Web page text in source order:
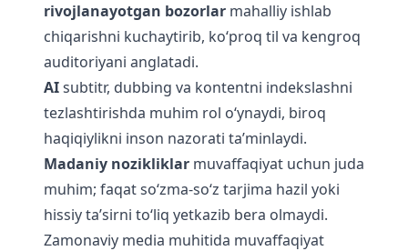
rivojlanayotgan bozorlar mahalliy ishlab
chiqarishni kuchaytirib, ko‘proq til va kengroq
auditoriyani anglatadi.
AIsubtitr, dubbing va kontentni indekslashni
tezlashtirishda muhim rol o‘ynaydi, biroq
haqiqiylikni inson nazorati ta’minlaydi.
Madaniy nozikliklar muvaffaqiyat uchun juda
muhim; faqat so‘zma-so‘z tarjima hazil yoki
hissiy ta’sirni to‘liq yetkazib bera olmaydi.
Zamonaviy media muhitida muvaffaqiyat